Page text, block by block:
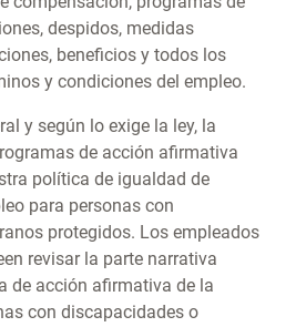
despidos, medidas
beneficios y todos los
y condiciones del empleo.
y según lo exige la ley, la
de acción afirmativa
política de igualdad de
para personas con
protegidos. Los empleados
revisar la parte narrativa
de acción afirmativa de la
con discapacidades o